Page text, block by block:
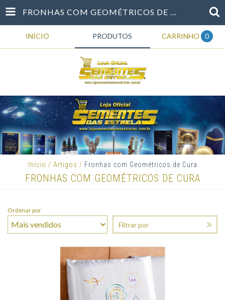
FRONHAS COM GEOMÉTRICOS DE CURA
INÍCIO PRODUTOS CARRINHO 0
Início / Artigos / Fronhas com Geométricos de Cura
FRONHAS COM GEOMÉTRICOS DE CURA
Ordenar por
Filtrar por